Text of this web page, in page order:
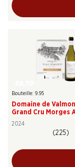
Bouteille: 9.95
Domaine de
Grand Cru Morges
Côte
2024
(225)